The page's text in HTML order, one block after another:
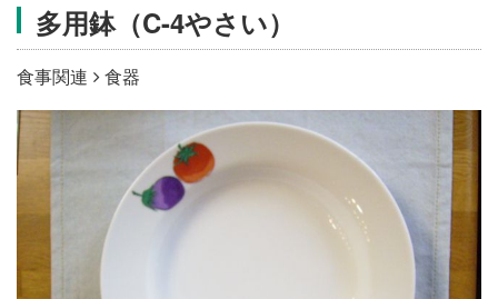
アクセス
多用鉢（C-4やさい）
食事関連 食器